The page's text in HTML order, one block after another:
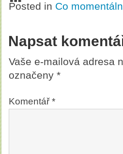
Posted in Co
Napsat
Vaše e-mailová adresa
označeny *
Komentář*